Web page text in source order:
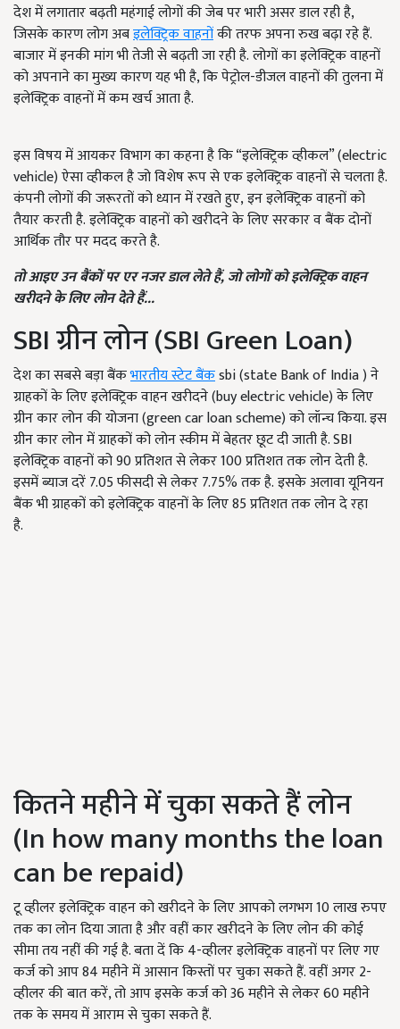
देश में लगातार बढ़ती महंगाई लोगों की जेब पर भारी असर डाल रही है,
जिसके कारण लोग अबइलेक्ट्रिक वाहनोंकी तरफ अपना रुख बढ़ा रहे हैं.
बाजार में इनकी मांग भी तेजी से बढ़ती जा रही है. लोगों का इलेक्ट्रिक वाहनों
को अपनाने का मुख्य कारण यह भी है, कि पेट्रोल-डीजल वाहनों की तुलना में
इलेक्ट्रिक वाहनों में कम खर्च आता है.
इस विषय में आयकर विभाग का कहना है कि “इलेक्ट्रिक व्हीकल” (electric
vehicle) ऐसा व्हीकल है जो विशेष रूप से एक इलेक्ट्रिक वाहनों से चलता है.
कंपनी लोगों की जरूरतों को ध्यान में रखते हुए, इन इलेक्ट्रिक वाहनों को
तैयार करती है. इलेक्ट्रिक वाहनों को खरीदने के लिए सरकार व बैंक दोनों
आर्थिक तौर पर मदद करते है.
तो आइए उन बैंकों पर एर नजर डाल लेते हैं,जो लोगों को इलेक्ट्रिक वाहन
खरीदने के लिए लोन देते हैं...
SBI ग्रीन लोन (SBI Green Loan)
देश का सबसे बड़ा बैंकभारतीय स्टेट बैंकsbi (state Bank of India ) ने
ग्राहकों के लिए इलेक्ट्रिक वाहन खरीदने (buy electric vehicle) के लिए
ग्रीन कार लोन की योजना (green car loan scheme) को लॉन्च किया. इस
ग्रीन कार लोन में ग्राहकों को लोन स्कीम में बेहतर छूट दी जाती है. SBI
इलेक्ट्रिक वाहनों को 90 प्रतिशत से लेकर 100 प्रतिशत तक लोन देती है.
इसमें ब्याज दरें 7.05 फीसदी से लेकर 7.75% तक है. इसके अलावा यूनियन
बैंक भी ग्राहकों को इलेक्ट्रिक वाहनों के लिए 85 प्रतिशत तक लोन दे रहा
है.
कितने महीने में चुका सकते हैं लोन
(In how many months the loan
can be repaid)
टू व्हीलर इलेक्ट्रिक वाहन को खरीदने के लिए आपको लगभग 10 लाख रुपए
तक का लोन दिया जाता है और वहीं कार खरीदने के लिए लोन की कोई
सीमा तय नहीं की गई है. बता दें कि 4-व्हीलर इलेक्ट्रिक वाहनों पर लिए गए
कर्ज को आप 84 महीने में आसान किस्तों पर चुका सकते हैं. वहीं अगर 2-
व्हीलर की बात करें, तो आप इसके कर्ज को 36 महीने से लेकर 60 महीने
तक के समय में आराम से चुका सकते हैं.